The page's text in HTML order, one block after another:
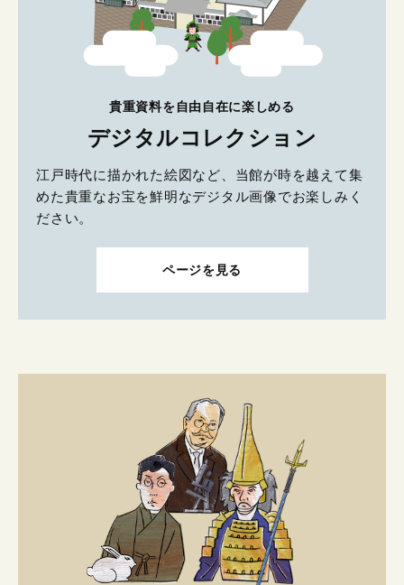
貴重資料を自由自在に楽しめる
デジタルコレクション
江戸時代に描かれた絵図など、当館が時を越えて集
めた貴重なお宝を鮮明なデジタル画像でお楽しみく
ださい。
ページを見る